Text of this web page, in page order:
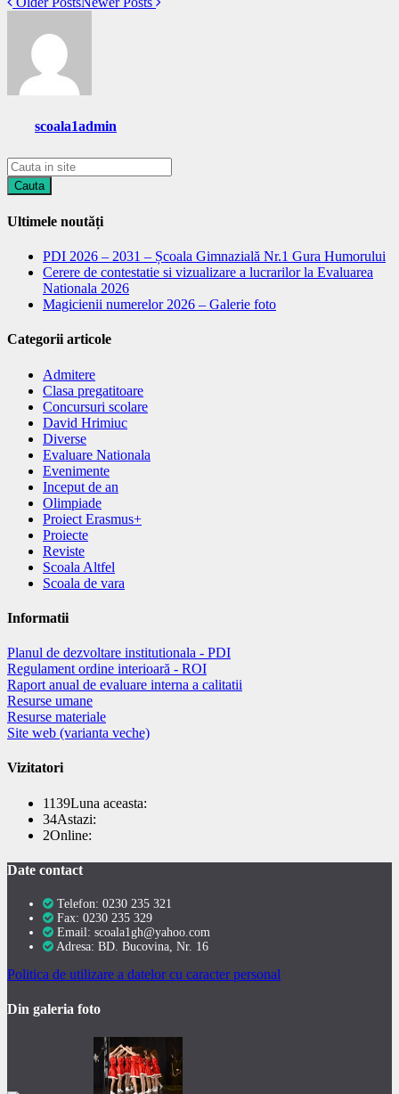
scoala1admin
Ultimele noutăți
PDI 2026 – 2031 – Școala Gimnazială Nr.1 Gura Humorului
Cerere de contestatie si vizualizare a lucrarilor la Evaluarea
Nationala 2026
Magicienii numerelor 2026 – Galerie foto
Categorii articole
Admitere
Clasa pregatitoare
Concursuri scolare
David Hrimiuc
Diverse
Evaluare Nationala
Evenimente
Inceput de an
Olimpiade
Proiect Erasmus+
Proiecte
Reviste
Scoala Altfel
Scoala de vara
Informatii
Planul de dezvoltare institutionala - PDI
Regulament ordine interioară - ROI
Raport anual de evaluare interna a calitatii
Resurse umane
Resurse materiale
Site web (varianta veche)
Vizitatori
1139Luna aceasta:
34Astazi:
2Online:
Date contact
Telefon: 0230 235 321
Fax: 0230 235 329
Email: scoala1gh@yahoo.com
Adresa: BD. Bucovina, Nr. 16
Politica de utilizare a datelor cu caracter personal
Din galeria foto